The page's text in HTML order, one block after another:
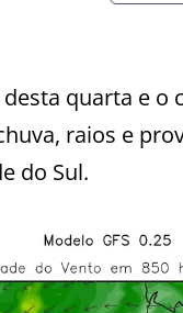
quarta e
raios e
do Sul.